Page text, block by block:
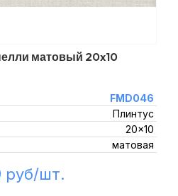
матовый 20x10
FMD046
Плинтус
20x10
матовая
руб/шт.